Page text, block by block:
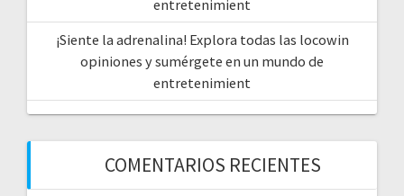
entretenimient
¡Siente la adrenalina! Explora todas las locowin
opiniones y sumérgete en un mundo de
entretenimient
COMENTARIOS RECIENTES